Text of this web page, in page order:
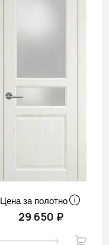
Цена за полотно
29 650 ₽